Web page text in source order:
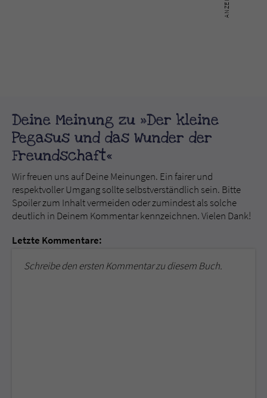
Deine Meinung zu »Der kleine
Pegasus und das Wunder der
Freundschaft«
Wir freuen uns auf Deine Meinungen. Ein fairer und
respektvoller Umgang sollte selbstverständlich sein. Bitte
Spoiler zum Inhalt vermeiden oder zumindest als solche
deutlich in Deinem Kommentar kennzeichnen. Vielen Dank!
Letzte Kommentare:
Schreibe den ersten Kommentar zu diesem Buch.